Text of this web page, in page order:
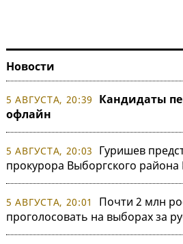
Новости
5 АВГУСТА, 20:39
Кандидаты
офлайн
5 АВГУСТА, 20:03
Гуришев
прокурора Выборгского района
5 АВГУСТА, 20:01
Почти 2 млн
проголосовать на выборах за